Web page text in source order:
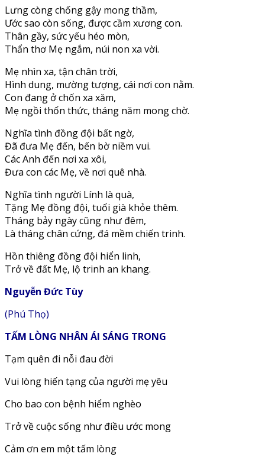
Lưng còng chống gậy mong thầm,
Ước sao còn sống, được cầm xương con.
Thân gầy, sức yếu héo mòn,
Thẩn thơ Mẹ ngắm, núi non xa vời.
Mẹ nhìn xa, tận chân trời,
Hình dung, mường tượng, cái nơi con nằm.
Con đang ở chốn xa xăm,
Mẹ ngồi thổn thức, tháng năm mong chờ.
Nghĩa tình đồng đội bất ngờ,
Đã đưa Mẹ đến, bến bờ niềm vui.
Các Anh đến nơi xa xôi,
Đưa con các Mẹ, về nơi quê nhà.
Nghĩa tình người Lính là quà,
Tặng Mẹ đồng đội, tuổi già khỏe thêm.
Tháng bảy ngày cũng như đêm,
Là tháng chân cứng, đá mềm chiến trinh.
Hồn thiêng đồng đội hiển linh,
Trở về đất Mẹ, lộ trinh an khang.
Nguyễn Đức Tùy
(Phú Thọ)
TẤM LÒNG NHÂN ÁI SÁNG TRONG
Tạm quên đi nỗi đau đời
Vui lòng hiến tạng của người mẹ yêu
Cho bao con bệnh hiểm nghèo
Trở về cuộc sống như điều ước mong
Cảm ơn em một tấm lòng